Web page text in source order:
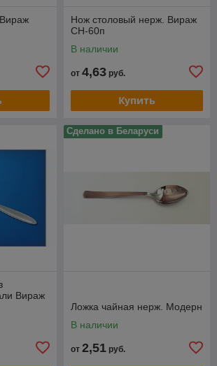
производство
Сотрудничаем с
российскими
производителями
Все виды оплаты!Мы
работаем как с наличным, так и
с безналичным расчетом. Все
для вашего удобства.
Нож столовый нерж. Вираж
СН-60п
В наличии
от 4,63 руб.
Купить
Вираж
Сделано в Беларуси
Ложка чайная нерж. Модерн
В наличии
от 2,51 руб.